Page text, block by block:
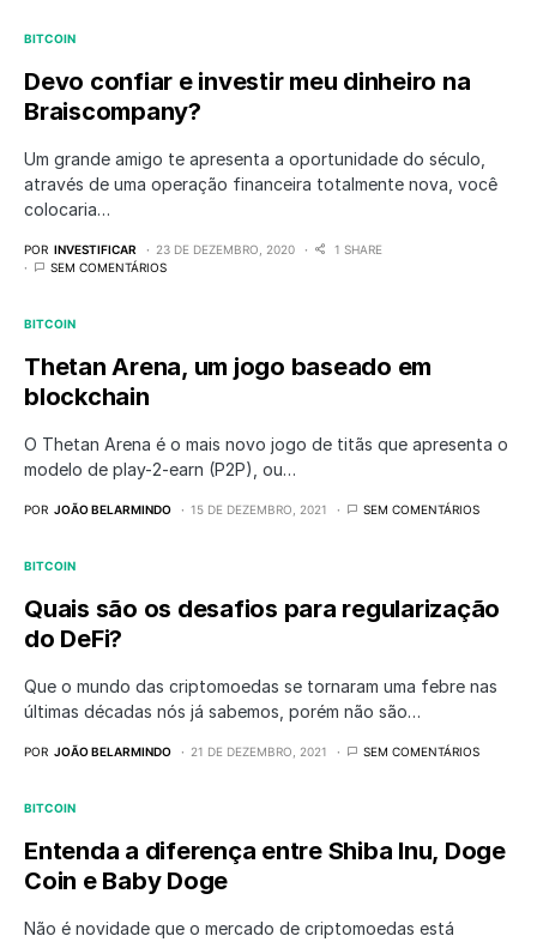
BITCOIN
Devo confiar e investir meu dinheiro na
Braiscompany?
Um grande amigo te apresenta a oportunidade do século,
através de uma operação financeira totalmente nova, você
colocaria…
POR INVESTIFICAR 23 DE DEZEMBRO, 2020
1 SHARE
SEM COMENTÁRIOS
BITCOIN
Thetan Arena, um jogo baseado em
blockchain
O Thetan Arena é o mais novo jogo de titãs que apresenta o
modelo de play-2-earn (P2P), ou…
POR JOÃO BELARMINDO 15 DE DEZEMBRO, 2021 SEM COMENTÁRIOS
BITCOIN
Quais são os desafios para regularização
do DeFi?
Que o mundo das criptomoedas se tornaram uma febre nas
últimas décadas nós já sabemos, porém não são…
POR JOÃO BELARMINDO 21 DE DEZEMBRO, 2021 SEM COMENTÁRIOS
BITCOIN
Entenda a diferença entre Shiba Inu, Doge
Coin e Baby Doge
Não é novidade que o mercado de criptomoedas está